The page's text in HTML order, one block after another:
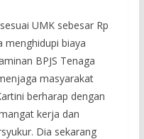
UMK sebesar Rp
menghidupi biaya
BPJS Tenaga
masyarakat
berharap dengan
kerja dan
Dia sekarang